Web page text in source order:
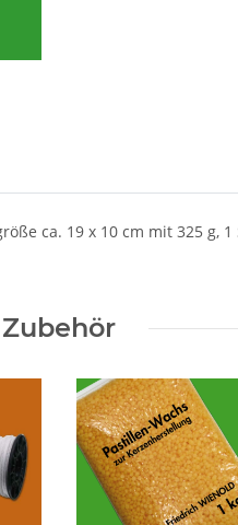
ca. 19 x 10 cm mit 325 g, 1
Zubehör